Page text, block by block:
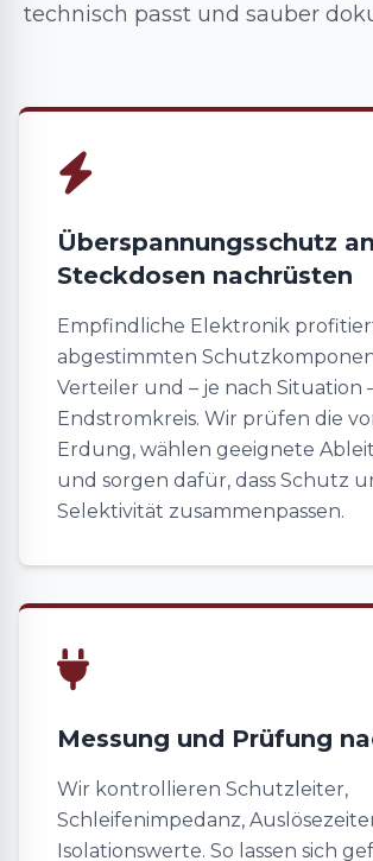
technisch passt und sauber
Überspannungsschutz an
Steckdosen nachrüsten
Empfindliche Elektronik
abgestimmten
Verteiler und – je nach Situation
Endstromkreis. Wir prüfen die
Erdung, wählen geeignete
und sorgen dafür, dass Schutz
Selektivität zusammenpassen.
Messung und Prüfung
Wir kontrollieren Schutzleiter,
Schleifenimpedanz,
Isolationswerte. So lassen sich